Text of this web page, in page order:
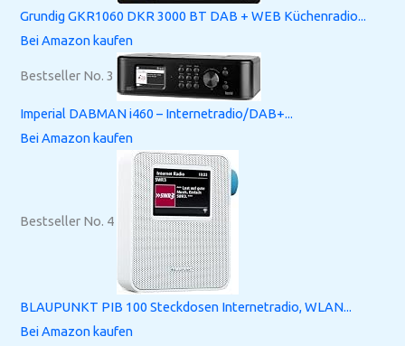
Grundig GKR1060 DKR 3000 BT DAB + WEB Küchenradio...
Bei Amazon kaufen
Bestseller No. 3
Imperial DABMAN i460 – Internetradio/DAB+...
Bei Amazon kaufen
Bestseller No. 4
BLAUPUNKT PIB 100 Steckdosen Internetradio, WLAN...
Bei Amazon kaufen